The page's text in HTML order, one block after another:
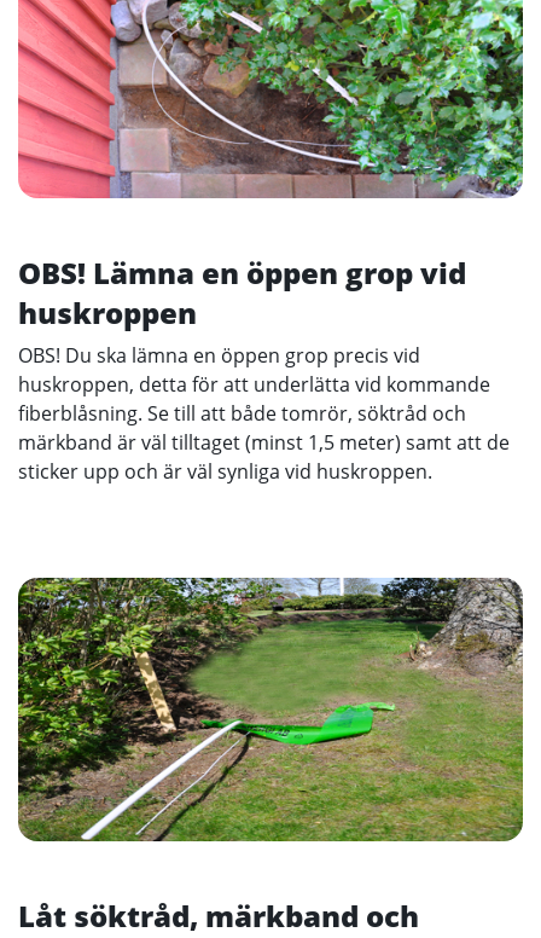
OBS! Lämna en öppen grop vid
huskroppen
OBS! Du ska lämna en öppen grop precis vid
huskroppen, detta för att underlätta vid kommande
fiberblåsning. Se till att både tomrör, söktråd och
märkband är väl tilltaget (minst 1,5 meter) samt att de
sticker upp och är väl synliga vid huskroppen.
Låt söktråd, märkband och